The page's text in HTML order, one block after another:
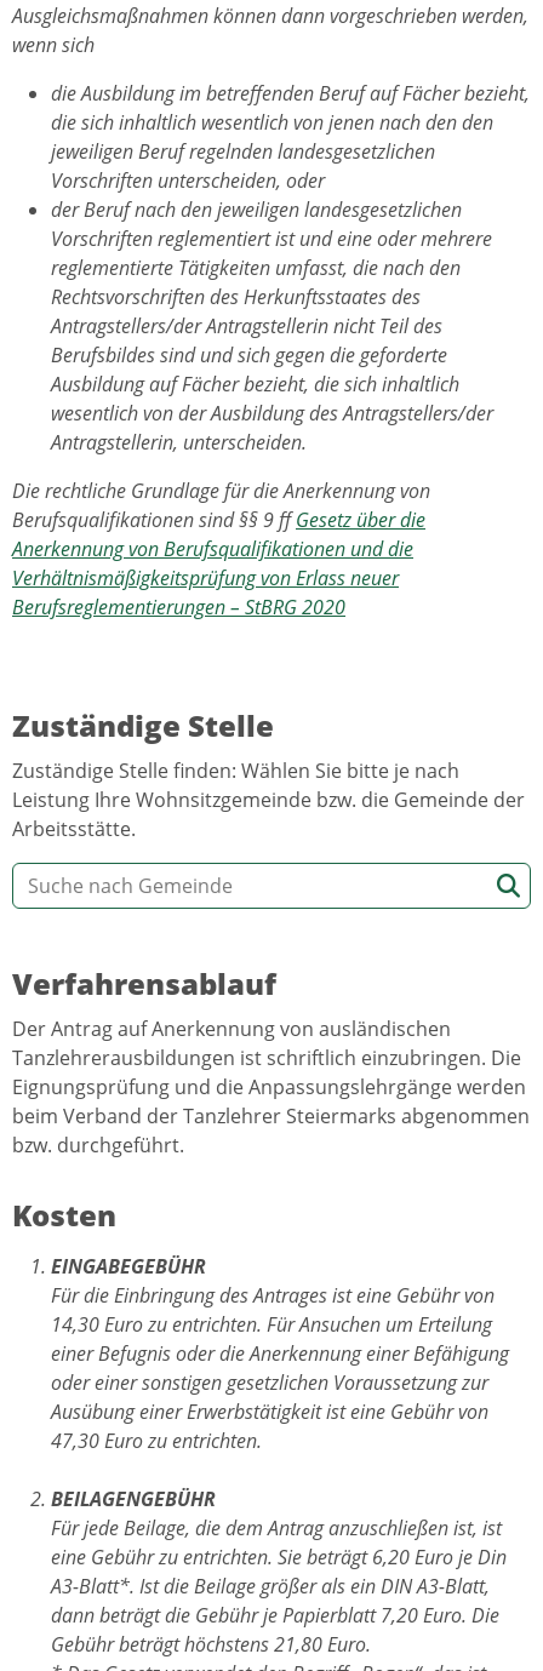
Ausgleichsmaßnahmen können dann vorgeschrieben werden,
wenn sich
die Ausbildung im betreffenden Beruf auf Fächer bezieht,
die sich inhaltlich wesentlich von jenen nach den den
jeweiligen Beruf regelnden landesgesetzlichen
Vorschriften unterscheiden, oder
der Beruf nach den jeweiligen landesgesetzlichen
Vorschriften reglementiert ist und eine oder mehrere
reglementierte Tätigkeiten umfasst, die nach den
Rechtsvorschriften des Herkunftsstaates des
Antragstellers/der Antragstellerin nicht Teil des
Berufsbildes sind und sich gegen die geforderte
Ausbildung auf Fächer bezieht, die sich inhaltlich
wesentlich von der Ausbildung des Antragstellers/der
Antragstellerin, unterscheiden.
Die rechtliche Grundlage für die Anerkennung von
Berufsqualifikationen sind §§ 9 ffGesetz über die
Anerkennung von Berufsqualifikationen und die
Verhältnismäßigkeitsprüfung von Erlass neuer
Berufsreglementierungen – StBRG 2020
Zuständige Stelle
Zuständige Stelle finden: Wählen Sie bitte je nach
Leistung Ihre Wohnsitzgemeinde bzw. die Gemeinde der
Arbeitsstätte.
Verfahrensablauf
Der Antrag auf Anerkennung von ausländischen
Tanzlehrerausbildungen ist schriftlich einzubringen. Die
Eignungsprüfung und die Anpassungslehrgänge werden
beim Verband der Tanzlehrer Steiermarks abgenommen
bzw. durchgeführt.
Kosten
EINGABEGEBÜHR
Für die Einbringung des Antrages ist eine Gebühr von
14,30 Euro zu entrichten. Für Ansuchen um Erteilung
einer Befugnis oder die Anerkennung einer Befähigung
oder einer sonstigen gesetzlichen Voraussetzung zur
Ausübung einer Erwerbstätigkeit ist eine Gebühr von
47,30 Euro zu entrichten.
BEILAGENGEBÜHR
Für jede Beilage, die dem Antrag anzuschließen ist, ist
eine Gebühr zu entrichten. Sie beträgt 6,20 Euro je Din
A3-Blatt*. Ist die Beilage größer als ein DIN A3-Blatt,
dann beträgt die Gebühr je Papierblatt 7,20 Euro. Die
Gebühr beträgt höchstens 21,80 Euro.